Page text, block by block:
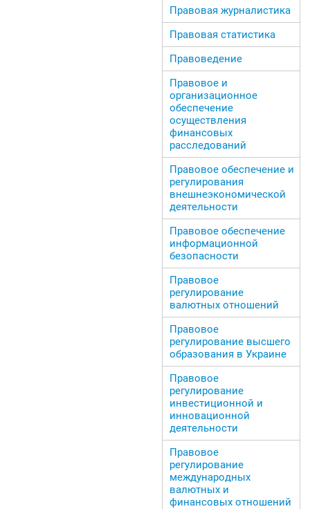
Правовая журналистика
Правовая статистика
Правоведение
Правовое и
организационное
обеспечение
осуществления
финансовых
расследований
Правовое обеспечение и
регулирования
внешнеэкономической
деятельности
Правовое обеспечение
информационной
безопасности
Правовое
регулирование
валютных отношений
Правовое
регулирование высшего
образования в Украине
Правовое
регулирование
инвестиционной и
инновационной
деятельности
Правовое
регулирование
международных
валютных и
финансовых отношений